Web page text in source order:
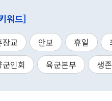
워드]
장교 안보 휴일
인회
육군본부 생존